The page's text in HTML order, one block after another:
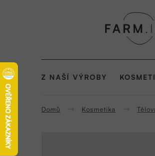
Z NAŠÍ VÝROBY
Domů Kosmetika